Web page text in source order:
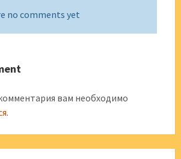
no comments yet
вам необходимо
.